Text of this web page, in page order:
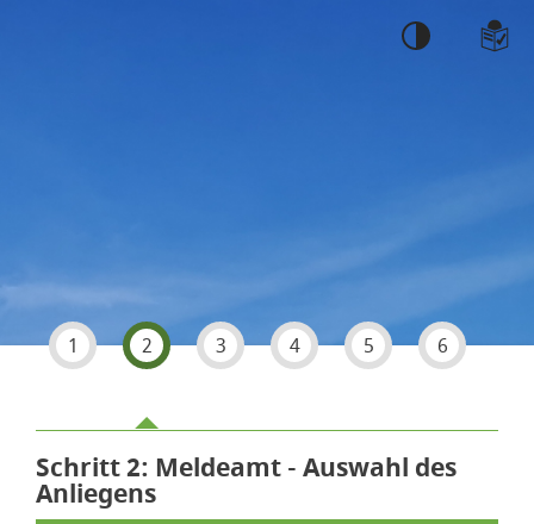
1 2 3 4 5 6
Schritt 2von 6
: Meldeamt - Auswahl des
Anliegens